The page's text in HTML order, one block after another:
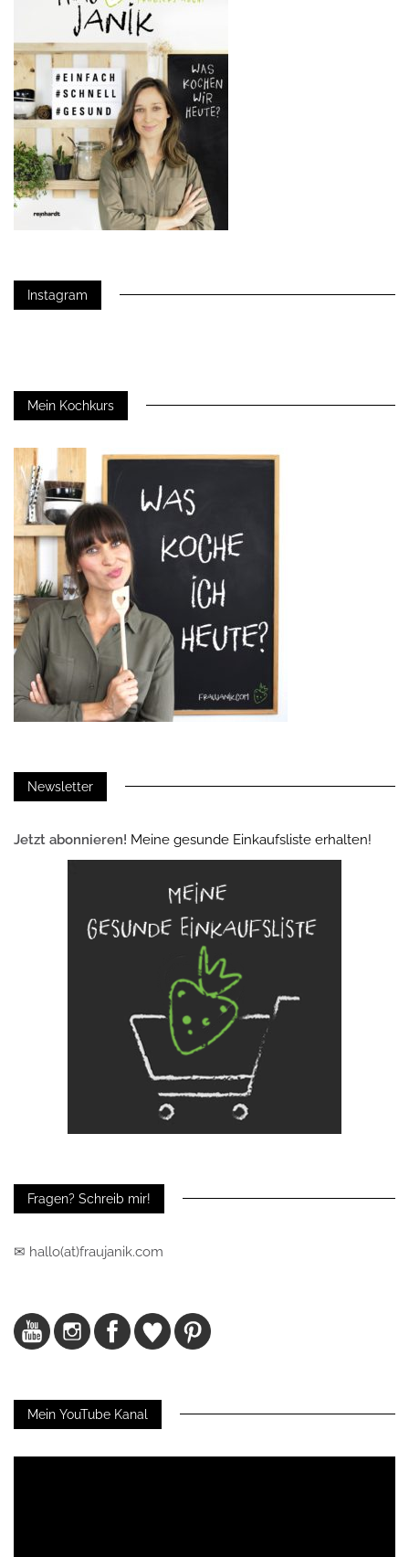
Instagram
Mein Kochkurs
Newsletter
Jetzt abonnieren! Meine gesunde Einkaufsliste erhalten!
Fragen? Schreib mir!
✉ hallo(at)fraujanik.com
Mein YouTube Kanal